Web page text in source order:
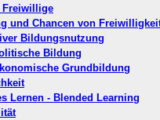
Freiwillige
und Chancen von
Bildungsnutzung
Bildung
Grundbildung
Lernen - Blended Learning